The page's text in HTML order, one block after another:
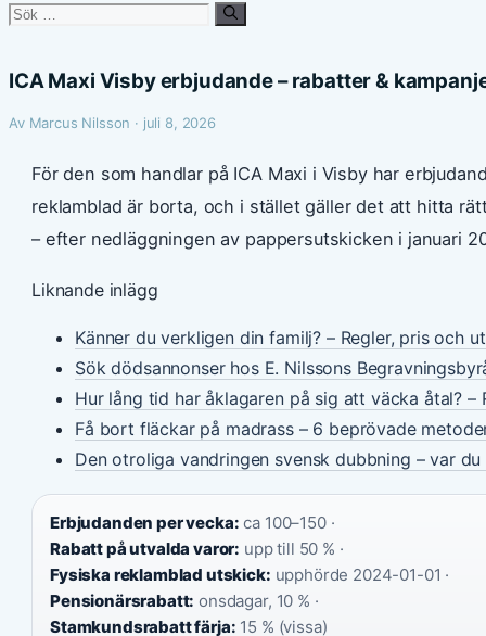
Sök
ICA Maxi Visby erbjudande – rabatter &
Av Marcus Nilsson · juli 8, 2026
För den som handlar på ICA Maxi i Visby har
reklamblad är borta, och i stället gäller det att hitta
– efter nedläggningen av pappersutskicken i januari
Liknande inlägg
Känner du verkligen din familj? – Regler, pris och
Sök dödsannonser hos E. Nilssons
Hur lång tid har åklagaren på sig att väcka åtal? –
Få bort fläckar på madrass – 6 beprövade
Den otroliga vandringen svensk dubbning – var
Erbjudanden per vecka: ca 100–150 ·
Rabatt på utvalda varor: upp till 50 % ·
Fysiska reklamblad utskick: upphörde 2024-01-01 ·
Pensionärsrabatt: onsdagar, 10 % ·
Stamkundsrabatt färja: 15 % (vissa)